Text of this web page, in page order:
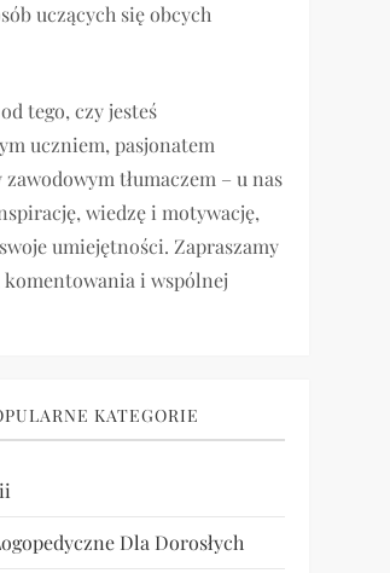
uczących się obcych
tego, czy jesteś
uczniem, pasjonatem
zawodowym tłumaczem – u nas
wiedzę i motywację,
umiejętności. Zapraszamy
i wspólnej
KATEGORIE
Dla Dorosłych